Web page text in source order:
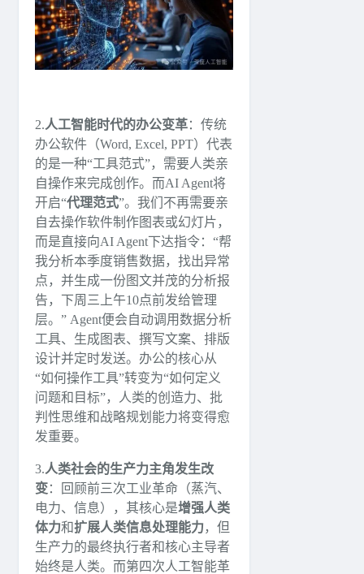
2.人工智能时代的办公变革：传统
办公软件（Word, Excel, PPT）代表
的是一种“工具范式”，需要人类亲
自操作来完成创作。而AI Agent将
开启“代理范式”。我们不再需要亲
自去操作软件制作图表或幻灯片，
而是直接向AI Agent下达指令：“帮
我分析本季度销售数据，找出异常
点，并生成一份图文并茂的分析报
告，下周三上午10点前发给管理
层。” Agent便会自动调用数据分析
工具、生成图表、撰写文案、排版
设计并定时发送。办公的核心从
“如何操作工具”转变为“如何定义
问题和目标”，人类的创造力、批
判性思维和战略规划能力将变得愈
发重要。
3.人类社会的生产力主角发生改
变：回顾前三次工业革命（蒸汽、
电力、信息），其核心是增强人类
体力和扩展人类信息处理能力 ，但
生产力的最终执行者和核心主导者
始终是人类。而第四次人工智能革